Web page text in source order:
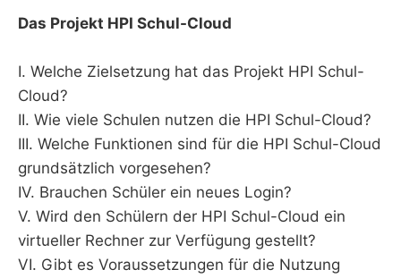
Das Projekt HPI Schul-Cloud
I. Welche Zielsetzung hat das Projekt HPI Schul-
Cloud?
II. Wie viele Schulen nutzen die HPI Schul-Cloud?
III. Welche Funktionen sind für die HPI Schul-Cloud
grundsätzlich vorgesehen?
IV. Brauchen Schüler ein neues Login?
V. Wird den Schülern der HPI Schul-Cloud ein
virtueller Rechner zur Verfügung gestellt?
VI. Gibt es Voraussetzungen für die Nutzung